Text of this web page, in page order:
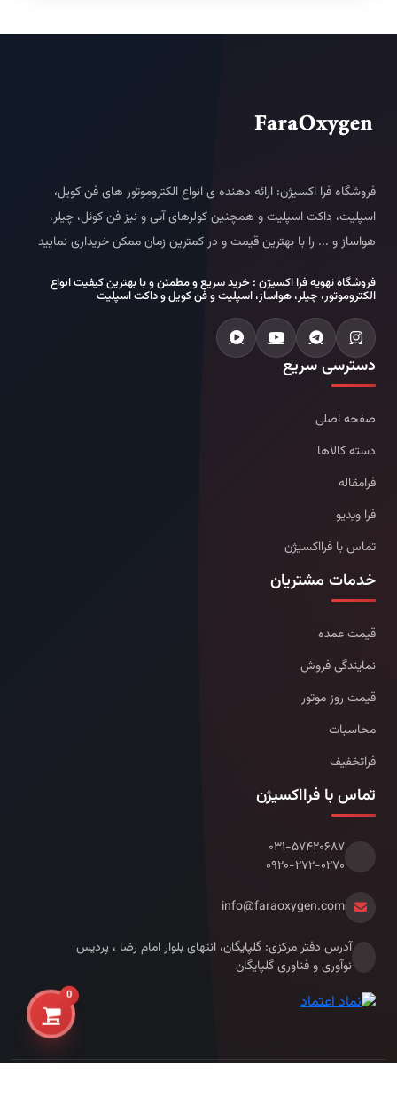
فروشگاه فرا اکسیژن: ارائه دهنده ی انواع الکتروموتور های فن کویل،
اسپلیت، داکت اسپلیت و همچنین کولرهای آبی و نیز فن کوئل، چیلر،
هواساز و ... را با بهترین قیمت و در کمترین زمان ممکن خریداری نمایید
فروشگاه تهویه فرا اکسیژن : خرید سریع و مطمئن و با بهترین کیفیت انواع
الکتروموتور، چیلر، هواساز، اسپلیت و فن کویل و داکت اسپلیت
دسترسی سریع
صفحه اصلی
دسته کالاها
فرامقاله
فرا ویدیو
تماس با فرااکسیژن
خدمات مشتریان
قیمت عمده
نمایندگی فروش
قیمت روز موتور
محاسبات
فراتخفیف
تماس با فرااکسیژن
۰۳۱-۵۷۴۲۰۶۸۷
۰۹۲۰-۲۷۲-۰۲۷۰
info@faraoxygen.com
آدرس دفتر مرکزی: گلپایگان، انتهای بلوار امام رضا ، پردیس
نوآوری و فناوری گلپایگان
0